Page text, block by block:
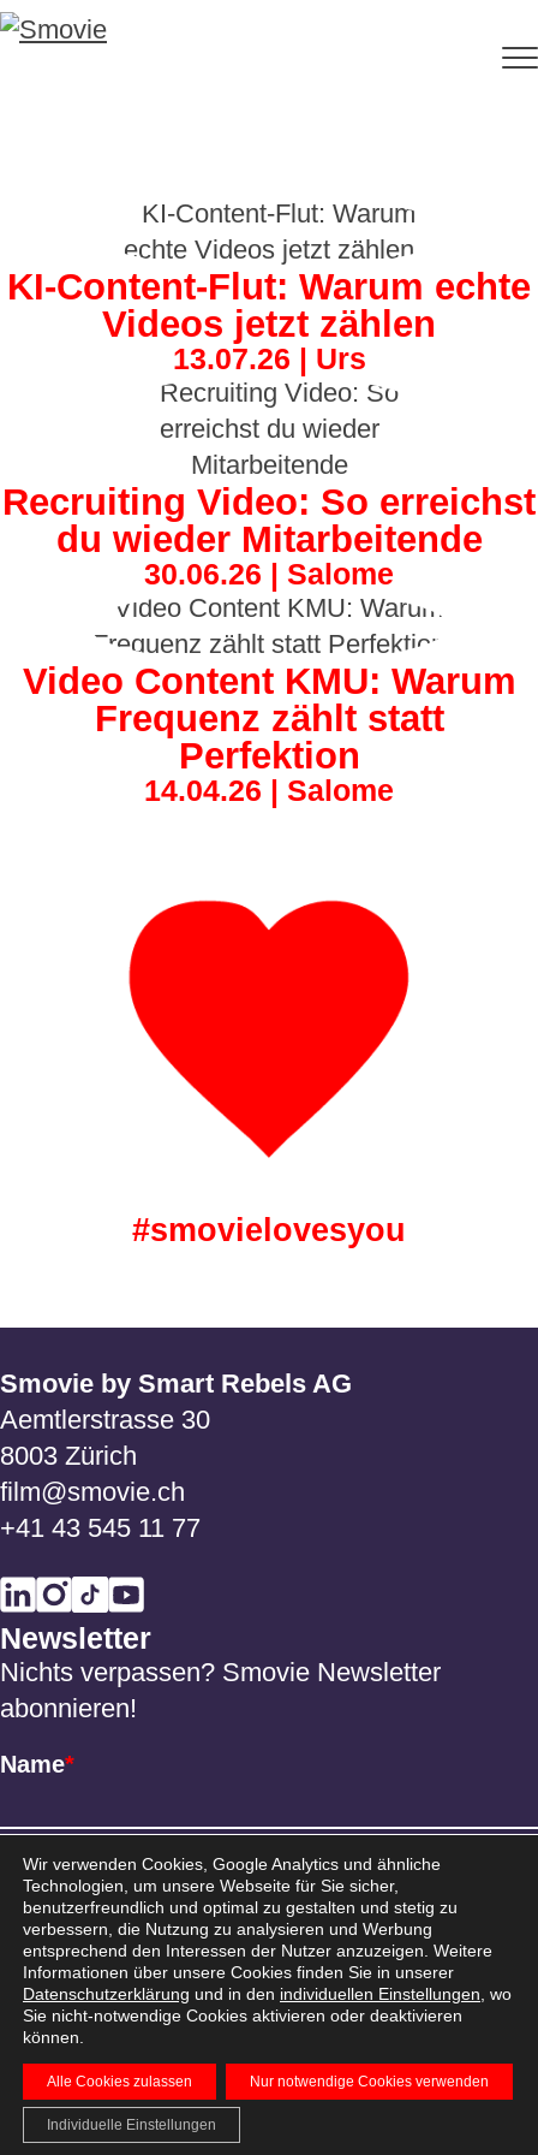
KI-Content-Flut: Warum echte
Videos jetzt zählen
13.07.26 | Urs
Recruiting Video: So erreichst
du wieder Mitarbeitende
30.06.26 | Salome
Video Content KMU: Warum
Frequenz zählt statt
Perfektion
14.04.26 | Salome
#smovielovesyou
Smovie by Smart Rebels AG
Aemtlerstrasse 30
8003 Zürich
film@smovie.ch
+41 43 545 11 77
Newsletter
Nichts verpassen? Smovie Newsletter
abonnieren!
Name*
AGBDatenschutzImpressum
© 2026 Smovie
Wir verwenden Cookies, Google Analytics und ähnliche
Technologien, um unsere Webseite für Sie sicher,
benutzerfreundlich und optimal zu gestalten und stetig zu
verbessern, die Nutzung zu analysieren und Werbung
entsprechend den Interessen der Nutzer anzuzeigen. Weitere
Informationen über unsere Cookies finden Sie in unserer
Datenschutzerklärung und in den individuellen Einstellungen , wo
Sie nicht-notwendige Cookies aktivieren oder deaktivieren
können.
Alle Cookies zulassen Nur notwendige Cookies verwenden
Individuelle Einstellungen